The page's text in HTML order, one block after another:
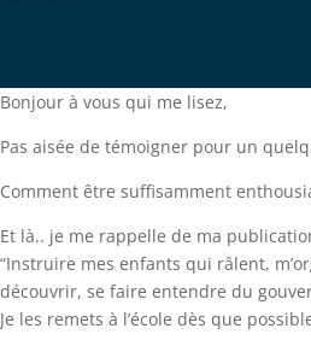
Bonjour à vous qui me lisez,
Pas aisée de témoigner pour un
Comment être suffisamment
Et là.. je me rappelle de ma
“Instruire mes enfants qui râlent,
découvrir, se faire entendre du
Je les remets à l’école dès que